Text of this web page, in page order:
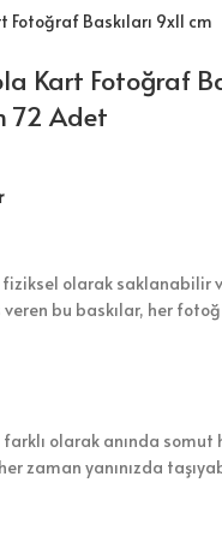
Kart Fotoğraf
72 Adet
olarak saklanabilir ve
bu baskılar, her
olarak anında somut
her zaman yanınızda